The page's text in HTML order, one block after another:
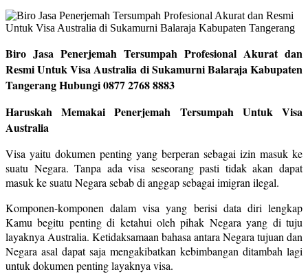
Biro Jasa Penerjemah Tersumpah Profesional Akurat dan
Resmi Untuk Visa Australia di Sukamurni Balaraja Kabupaten
Tangerang Hubungi 0877 2768 8883
Haruskah Memakai Penerjemah Tersumpah Untuk Visa
Australia
Visa yaitu dokumen penting yang berperan sebagai izin masuk ke
suatu Negara. Tanpa ada visa seseorang pasti tidak akan dapat
masuk ke suatu Negara sebab di anggap sebagai imigran ilegal.
Komponen-komponen dalam visa yang berisi data diri lengkap
Kamu begitu penting di ketahui oleh pihak Negara yang di tuju
layaknya Australia. Ketidaksamaan bahasa antara Negara tujuan dan
Negara asal dapat saja mengakibatkan kebimbangan ditambah lagi
untuk dokumen penting layaknya visa.